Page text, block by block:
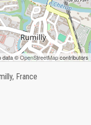
data ©OpenStreetMapcontributors
France